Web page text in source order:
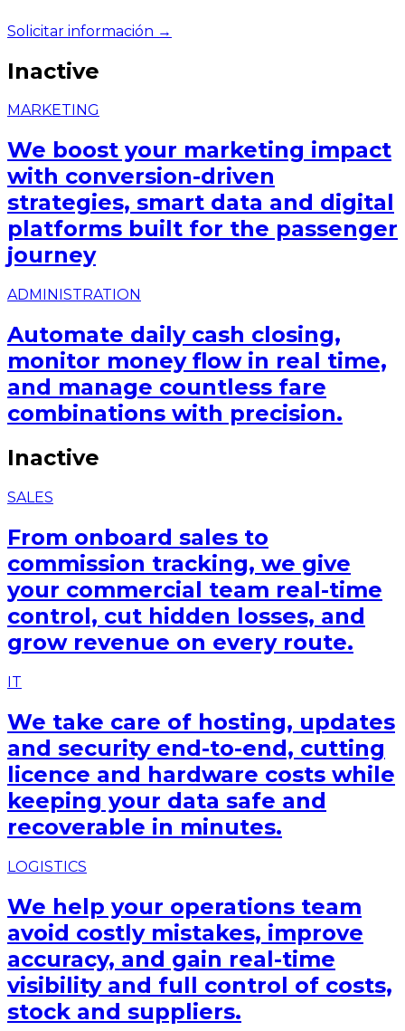
Solicitar información →
Inactive
MARKETING
We boost your marketing impact
with conversion-driven
strategies, smart data and digital
platforms built for the passenger
journey
ADMINISTRATION
Automate daily cash closing,
monitor money flow in real time,
and manage countless fare
combinations with precision.
Inactive
SALES
From onboard sales to
commission tracking, we give
your commercial team real-time
control, cut hidden losses, and
grow revenue on every route.
IT
We take care of hosting, updates
and security end-to-end, cutting
licence and hardware costs while
keeping your data safe and
recoverable in minutes.
LOGISTICS
We help your operations team
avoid costly mistakes, improve
accuracy, and gain real-time
visibility and full control of costs,
stock and suppliers.